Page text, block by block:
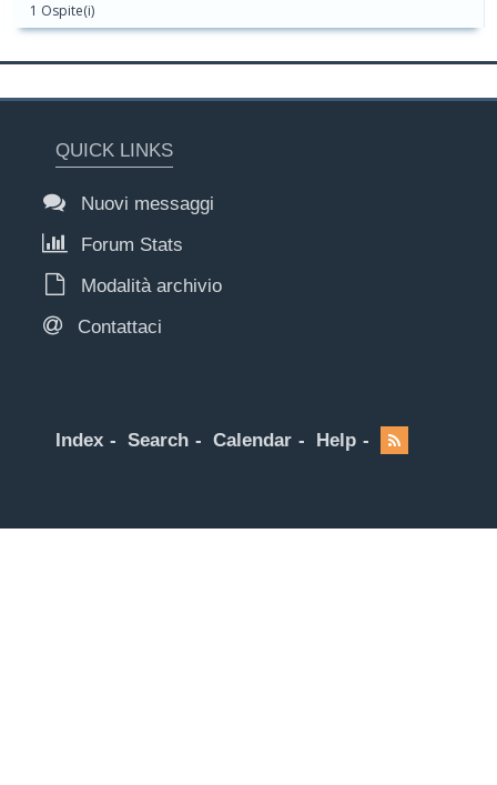
1 Ospite(i)
QUICK LINKS
Nuovi messaggi
Forum Stats
Modalità archivio
Contattaci
Index Search Calendar Help